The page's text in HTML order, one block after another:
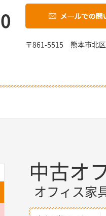
〒861-5515 熊本市北区
中古オ
オフィス家